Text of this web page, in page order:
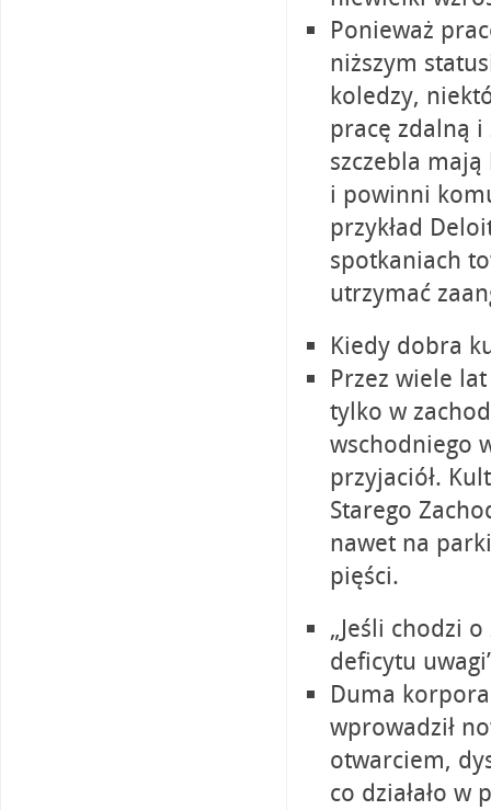
Ponieważ
niższym
koledzy,
pracę zdalną
szczebla
i powinni
przykład
spotkaniach
utrzymać
Kiedy dobra
Przez wiele
tylko w
wschodniego
przyjaciół.
Starego
nawet na
pięści.
„Jeśli chodzi
deficytu
Duma
wprowadził
otwarciem,
co działało w